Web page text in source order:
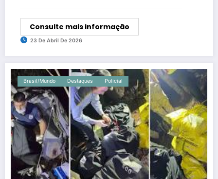
Consulte mais informação
23 De Abril De 2026
Brasil/Mundo Destaques Policial